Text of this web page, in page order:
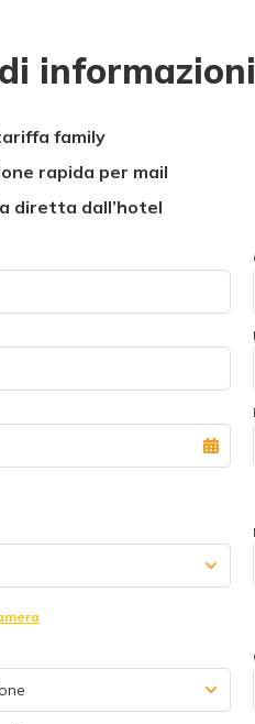
family
rapida per mail
diretta dall’hotel